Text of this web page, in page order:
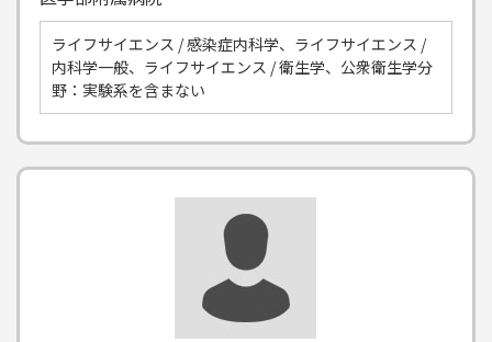
ライフサイエンス / 感染症内科学、ライフサイエンス /
内科学一般、ライフサイエンス / 衛生学、公衆衛生学分
野：実験系を含まない